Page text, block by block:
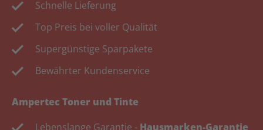
Schnelle Lieferung
Top Preis bei voller Qualität
Supergünstige Sparpakete
Bewährter Kundenservice
Ampertec Toner und Tinte
Lebenslange Garantie - Hausmarken-Garantie